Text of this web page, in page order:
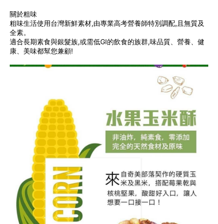
關於粗味
粗味生活使用台灣新鮮素材,由專業高考營養師特別調配,且無質及
全素。
適合長期素食與銀髮族,或需低GI的飲食的族群,味品質、營養、健
康、美味都幫您兼顧!